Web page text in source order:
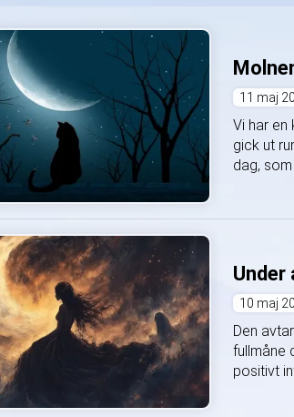
11 maj
Vi har en
gick ut
dag,
Under
10 maj
Den
fullmåne
positivt